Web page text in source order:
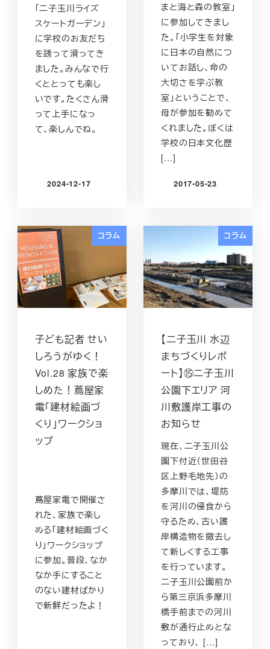
「二子玉川ライズ
スケートガーデン」
に学校のお友だち
を誘って滑ってき
ました。みんなで行
くととっても楽し
いです。たくさん滑
って上手になっ
て、楽しんでね。
投稿日
2024-12-17
まと海と森の教室」
に参加してきまし
た。「小学生を対象
に日本の自然につ
いてお話し、命の
大切さを学ぶ教
室」ということで、
母が参加を勧めて
くれました。ぼくは
学校の日本文化歴
[…]
投稿日
2017-05-23
コラム
子ども記者 せい
しろうがゆく！
Vol.28 家族で楽
しめた！蔦屋家
電「建材絵画づ
くり」ワークショ
ップ
蔦屋家電で開催さ
れた、家族で楽し
める「建材絵画づく
り」ワークショップ
に参加。普段、なか
なか手にすること
のない建材ばかり
で新鮮だったよ！
コラム
【二子玉川 水辺
まちづくりレポ
ート】⑮二子玉川
公園下エリア 河
川敷護岸工事の
お知らせ
現在、二子玉川公
園下付近（世田谷
区上野毛地先）の
多摩川では、堤防
を河川の侵食から
守るため、古い護
岸構造物を撤去し
て新しくする工事
を行っています。
二子玉川公園前か
ら第三京浜多摩川
橋手前までの河川
敷が通行止めとな
っており、 […]